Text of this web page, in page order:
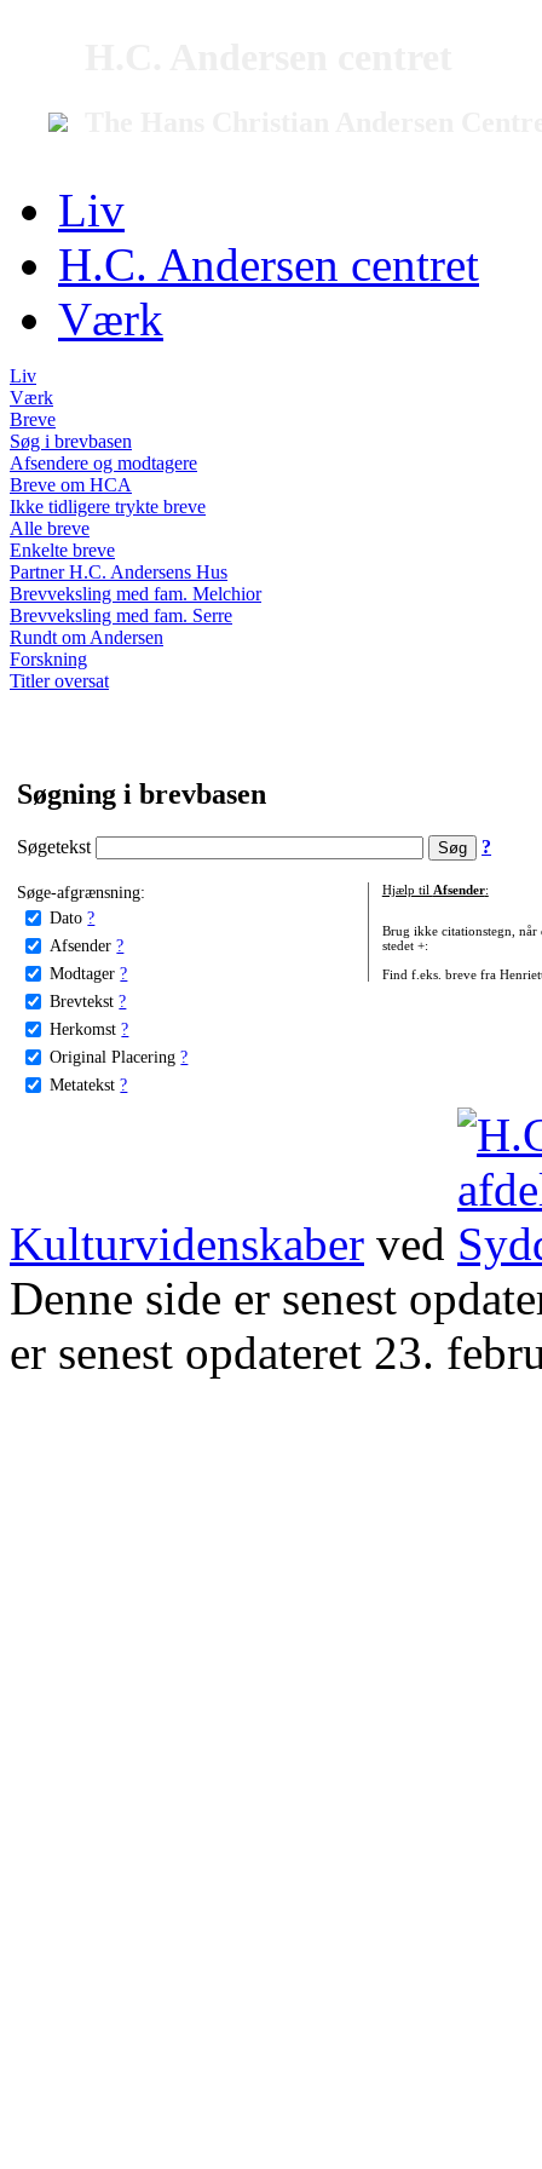
Liv
H.C. Andersen centret
Værk
Liv
Værk
Breve
Søg i brevbasen
Afsendere og modtagere
Breve om HCA
Ikke tidligere trykte breve
Alle breve
Enkelte breve
Partner H.C. Andersens Hus
Brevveksling med fam. Melchior
Brevveksling med fam. Serre
Rundt om Andersen
Forskning
Titler oversat
Søgning i brevbasen
Søgetekst ?
Søge-afgrænsning:
Dato ?
Afsender ?
Modtager ?
Brevtekst ?
Herkomst ?
Original Placering ?
Metatekst ?
Hjælp til Afsender:
Brug ikke citationstegn, når
stedet +:
Find f.eks. breve fra
Kulturvidenskaber ved
Denne side er senest
er senest opdateret 23.